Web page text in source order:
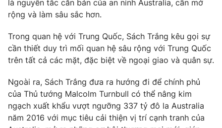
Chất lượng cuộc sống
Học trực tuyến
Công nghệ
Sản phẩm
Thị trường
Tư vấn
Giao lưu trực tuyến
Lịch phát sóng
Chuyên mục khác
Emagazine Podcast
là nguyên tắc căn bản của an ninh Australia, cần mở
rộng và làm sâu sắc hơn.
Trong quan hệ với Trung Quốc, Sách Trắng kêu gọi sự
cần thiết duy trì mối quan hệ sâu rộng với Trung Quốc
trên tất cả các mặt, đặc biệt về ngoại giao và quân sự.
Ngoài ra, Sách Trắng đưa ra hướng đi để chính phủ
của Thủ tướng Malcolm Turnbull có thể nâng kim
ngạch xuất khẩu vượt ngưỡng 337 tỷ đô la Australia
năm 2016 với mục tiêu cải thiện vị trí cạnh tranh của